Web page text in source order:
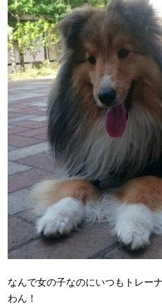
なんで女の子なのにいつもトレー
わん！